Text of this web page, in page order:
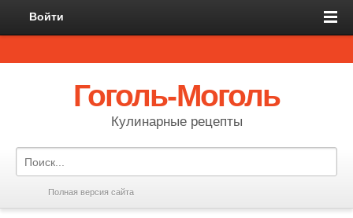
Войти
Гоголь-Моголь
Кулинарные рецепты
Полная версия сайта